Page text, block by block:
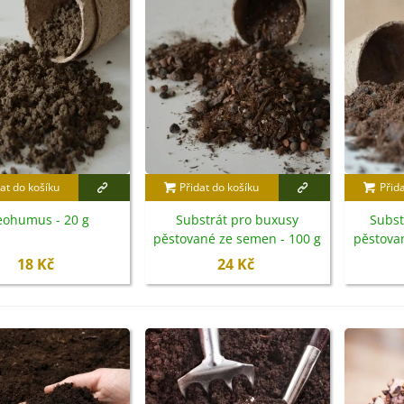
Kč
Bazalka pravá červená -
basilicum -...
Kč
Stévie sladká - Stevia
- bio...
Kč
- semena...
Kč
do košíku
- 20 g
18 Kč
Přidat do košíku
Substrát pro buxusy
pěstované ze semen - 100 g
24 Kč